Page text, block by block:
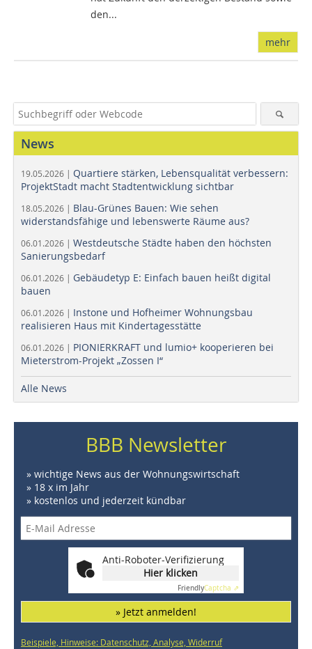
den...
mehr
News
19.05.2026 | Quartiere stärken, Lebensqualität verbessern:
ProjektStadt macht Stadtentwicklung sichtbar
18.05.2026 | Blau-Grünes Bauen: Wie sehen
widerstandsfähige und lebenswerte Räume aus?
06.01.2026 | Westdeutsche Städte haben den höchsten
Sanierungsbedarf
06.01.2026 | Gebäudetyp E: Einfach bauen heißt digital
bauen
06.01.2026 | Instone und Hofheimer Wohnungsbau
realisieren Haus mit Kindertagesstätte
06.01.2026 | PIONIERKRAFT und lumio+ kooperieren bei
Mieterstrom-Projekt „Zossen I“
Alle News
BBB Newsletter
» wichtige News aus der Wohnungswirtschaft
» 18 x im Jahr
» kostenlos und jederzeit kündbar
Anti-Roboter-Verifizierung
Hier klicken
FriendlyCaptcha ⇗
» Jetzt anmelden!
Beispiele, Hinweise: Datenschutz, Analyse, Widerruf